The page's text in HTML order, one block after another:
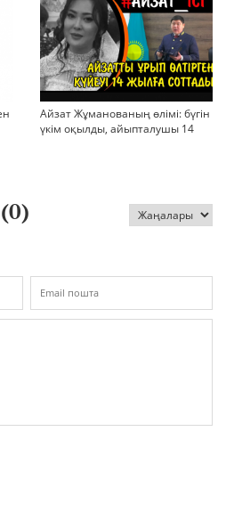
Айзат Жұманованың өлімі: бүгін
үкім оқылды, айыпталушы 14
0)